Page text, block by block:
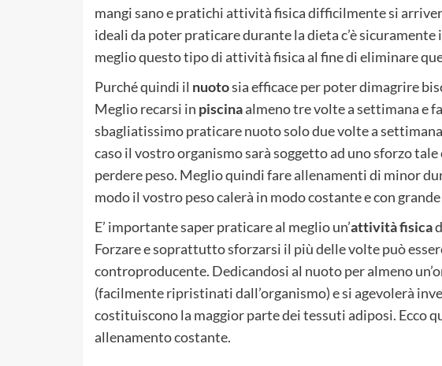
mangi sano e pratichi attività fisica difficilmente si
ideali da poter praticare durante la dieta c’è
meglio questo tipo di attività fisica al fine di eliminare
Purché quindi il nuotosia efficace per poter dimagrire
Meglio recarsi in piscinaalmeno tre volte a settimana e
sbagliatissimo praticare nuoto solo due volte a
caso il vostro organismo sarà soggetto ad uno sforzo
perdere peso. Meglio quindi fare allenamenti di minor
modo il vostro peso calerà in modo costante e con
E’ importante saper praticare al meglio un’attività fisica
Forzare e soprattutto sforzarsi il più delle volte può
controproducente. Dedicandosi al nuoto per almeno
(facilmente ripristinati dall’organismo) e si agevolerà
costituiscono la maggior parte dei tessuti adiposi. Ecco
allenamento costante.